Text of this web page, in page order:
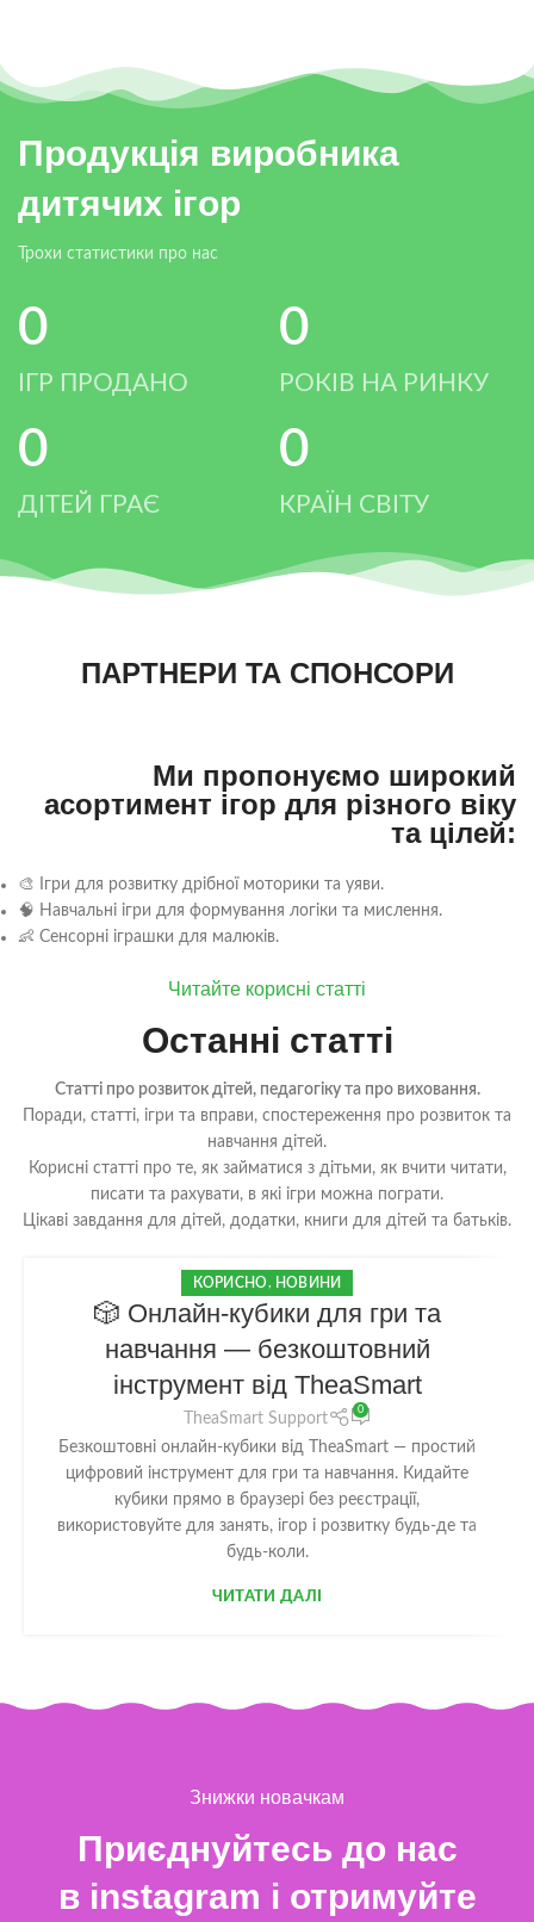
Продукція виробника
дитячих ігор
Трохи статистики про нас
0
ІГР ПРОДАНО
0
РОКІВ НА РИНКУ
0
ДІТЕЙ ГРАЄ
0
КРАЇН СВІТУ
ПАРТНЕРИ ТА СПОНСОРИ
Ми пропонуємо широкий
асортимент ігор для різного віку
та цілей:
🎨 Ігри для розвитку дрібної моторики та уяви.
🧠 Навчальні ігри для формування логіки та мислення.
👶 Сенсорні іграшки для малюків.
Читайте корисні статті
Останні статті
Статті про розвиток дітей, педагогіку та про виховання.
Поради, статті, ігри та вправи, спостереження про розвиток та
навчання дітей.
Корисні статті про те, як займатися з дітьми, як вчити читати,
писати та рахувати, в які ігри можна пограти.
Цікаві завдання для дітей, додатки, книги для дітей та батьків.
05
ЛЮТ
КОРИСНО НОВИНИ
🎲 Онлайн-кубики для гри та
навчання — безкоштовний
інструмент від TheaSmart
TheaSmart Support
0
Безкоштовні онлайн-кубики від TheaSmart — простий
цифровий інструмент для гри та навчання. Кидайте
кубики прямо в браузері без реєстрації,
використовуйте для занять, ігор і розвитку будь-де та
будь-коли.
ЧИТАТИ ДАЛІ
Знижки новачкам
Приєднуйтесь до нас
в instagram і отримуйте